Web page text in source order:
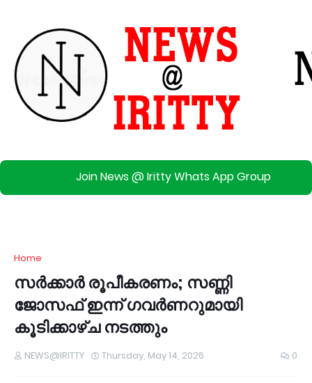
Join News @ Iritty Whats App Group
Home
സർക്കാർ രൂപീകരണം; സണ്ണി
ജോസഫ് ഇന്ന് ഗവർണറുമായി
കൂടിക്കാഴ്ച നടത്തും
NEWS@IRITTY Thursday, May 14, 2026 0